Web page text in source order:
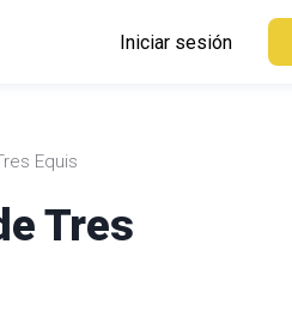
Iniciar sesión
Equis
Tres